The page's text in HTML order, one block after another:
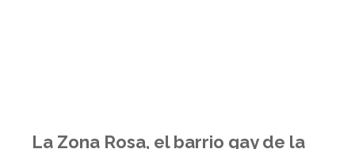
La Zona Rosa, el barrio gay de la